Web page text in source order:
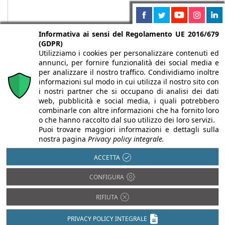
Chi siamo Autori Per la tua pubblicità
Iscriviti alla
newsletter
Infobuild è testata registrata presso il Tribunale di Milano al n° 63
dell’8/3/2013 - ISSN 2282-2267
© 2000-2026 Infoweb srl - P.IVA 13155920153 - Tutti i diritti
riservati |Privacy
Informativa ai sensi del Regolamento UE 2016/679
(GDPR)
Utilizziamo i cookies per personalizzare contenuti ed
annunci, per fornire funzionalità dei social media e
per analizzare il nostro traffico. Condividiamo inoltre
informazioni sul modo in cui utilizza il nostro sito con
i nostri partner che si occupano di analisi dei dati
web, pubblicità e social media, i quali potrebbero
combinarle con altre informazioni che ha fornito loro
o che hanno raccolto dal suo utilizzo dei loro servizi.
Puoi trovare maggiori informazioni e dettagli sulla
nostra pagina Privacy policy integrale.
ACCETTA
CONFIGURA
RIFIUTA
PRIVACY POLICY INTEGRALE